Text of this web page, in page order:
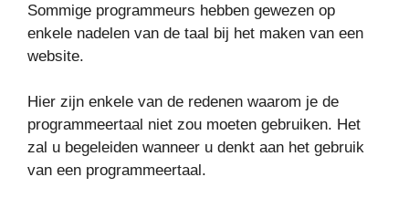
Sommige programmeurs hebben gewezen op
enkele nadelen van de taal bij het maken van een
website.
Hier zijn enkele van de redenen waarom je de
programmeertaal niet zou moeten gebruiken. Het
zal u begeleiden wanneer u denkt aan het gebruik
van een programmeertaal.